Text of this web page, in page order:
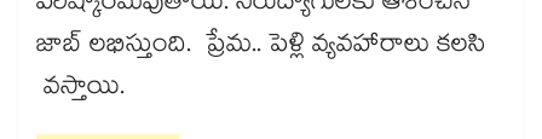
జాబ్​ లభిస్తుంది. ప్రేమ.. పెళ్లి వ్యవహారాలు కలసి
వస్తాయి.